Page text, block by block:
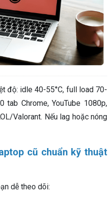
độ: idle 40-55°C, full load 70-
tab Chrome, YouTube 1080p,
Valorant. Nếu lag hoặc nóng
cũ chuẩn kỹ thuật
dễ theo dõi: